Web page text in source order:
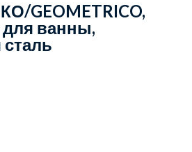
GEOMETRICO,
ванны,